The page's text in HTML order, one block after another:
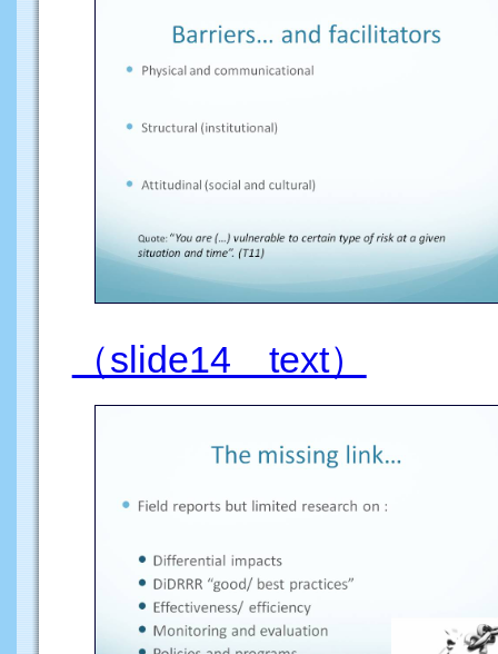
（slide14 text）